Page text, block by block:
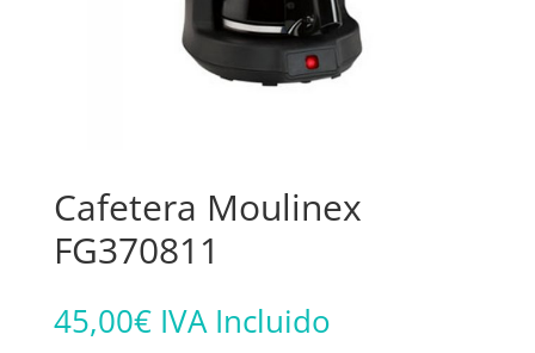
Cafetera Moulinex
FG370811
45,00€ IVA Incluido